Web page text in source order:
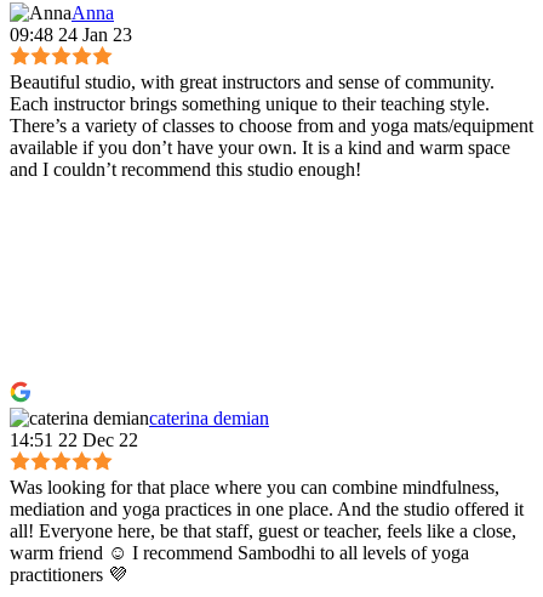
Anna
09:48 24 Jan 23
Beautiful studio, with great instructors and sense of community.
Each instructor brings something unique to their teaching style.
There’s a variety of classes to choose from and yoga mats/equipment
available if you don’t have your own. It is a kind and warm space
and I couldn’t recommend this studio enough!
caterina demian
14:51 22 Dec 22
Was looking for that place where you can combine mindfulness,
mediation and yoga practices in one place. And the studio offered it
all! Everyone here, be that staff, guest or teacher, feels like a close,
warm friend ☺️ I recommend Sambodhi to all levels of yoga
practitioners 💜